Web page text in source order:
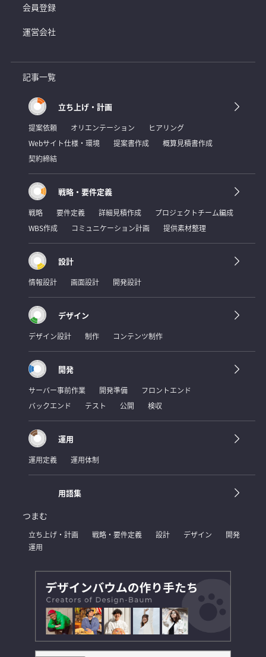
会員登録
運営会社
記事一覧
立ち上げ・計画
提案依頼 オリエンテーション
ヒアリング
Webサイト仕様・環境
提案書作成
概算見積書作成
契約締結
戦略・要件定義
戦略 要件定義 詳細見積作成
プロジェクトチーム編成
WBS作成
コミュニケーション計画 提供素材整理
設計
情報設計 画面設計 開発設計
デザイン
デザイン設計 制作 コンテンツ制作
開発
サーバー事前作業 開発準備
フロントエンド
バックエンド
テスト 公開 検収
運用
運用定義 運用体制
用語集
つまむ
立ち上げ・計画 戦略・要件定義 設計 デザイン
開発
運用